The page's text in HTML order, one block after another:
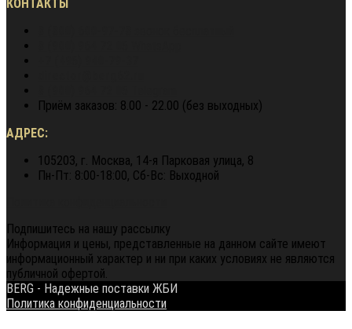
КОНТАКТЫ
Приём заказов: 8.00 - 22.00 (без выходных)
АДРЕС:
105203, г. Москва, 14-я Парковая улица, 8
Пн-Пт: 8:00-18:00, Сб-Вс: Выходной
Подпишитесь на нашу рассылку
Информация и цены, представленные на данном сайте имеют
информационный характер и ни при каких условиях не являются
публичной офертой.
BERG - Надежные поставки ЖБИ
Политика конфиденциальности